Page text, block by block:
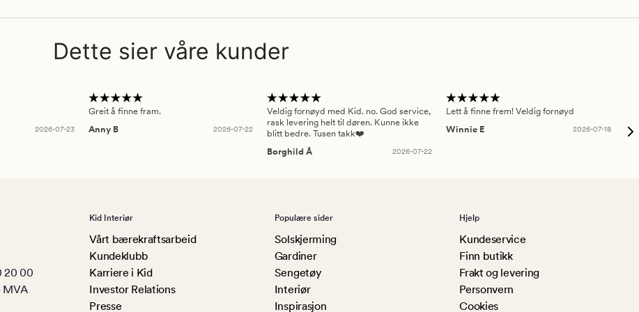
Dette sier våre kunder
2026-07-23
Greit å finne fram.
Anny B
2026-07-22
Veldig fornøyd med Kid. no. God service,
rask levering helt til døren. Kunne ikke
blitt bedre. Tusen takk❤️
Borghild Å
2026-07-22
Lett å finne frem! Veldig fornøyd
Winnie E
2026-07-18
20 00
MVA
Kid Interiør
Vårt bærekraftsarbeid
Kundeklubb
Karriere i Kid
Investor Relations
Presse
Populære sider
Solskjerming
Gardiner
Sengetøy
Interiør
Inspirasjon
Hjelp
Kundeservice
Finn butikk
Frakt og levering
Personvern
Cookies